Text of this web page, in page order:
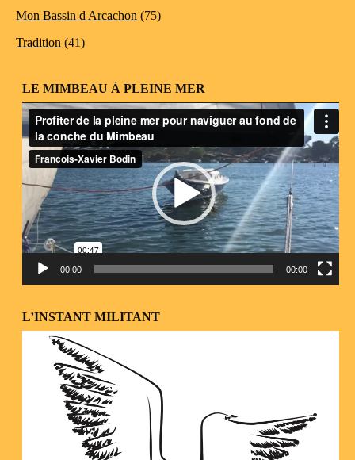
Mon Bassin d Arcachon (75)
Tradition (41)
LE MIMBEAU À PLEINE MER
Lecteur
vidéo
00:00 00:00
L’INSTANT MILITANT